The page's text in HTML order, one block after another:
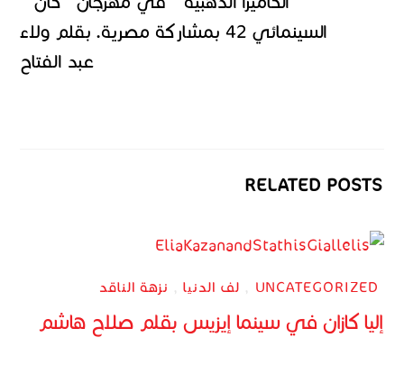
السينمائي 42 بمشاركة مصرية. بقلم ولاء
عبد الفتاح
RELATED POSTS
UNCATEGORIZED
, لف الدنيا , نزهة الناقد
إليا كازان في سينما إيزيس بقلم صلاح هاشم